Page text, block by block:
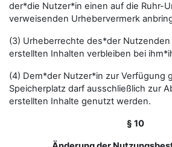
der*die Nutzer*in einen auf die Ruhr-
verweisenden Urhebervermerk
(3) Urheberrechte des*der
erstellten Inhalten verbleiben bei
(4) Dem*der Nutzer*in zur Verfügung
Speicherplatz darf ausschließlich zur
erstellten Inhalte genutzt werden.
§ 10